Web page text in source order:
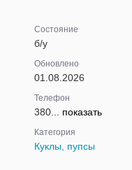
Состояние
б/у
Обновлено
01.08.2026
Телефон
380... показать
Категория
Куклы, пупсы